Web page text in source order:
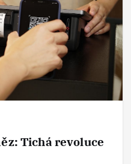
Tichá revoluce